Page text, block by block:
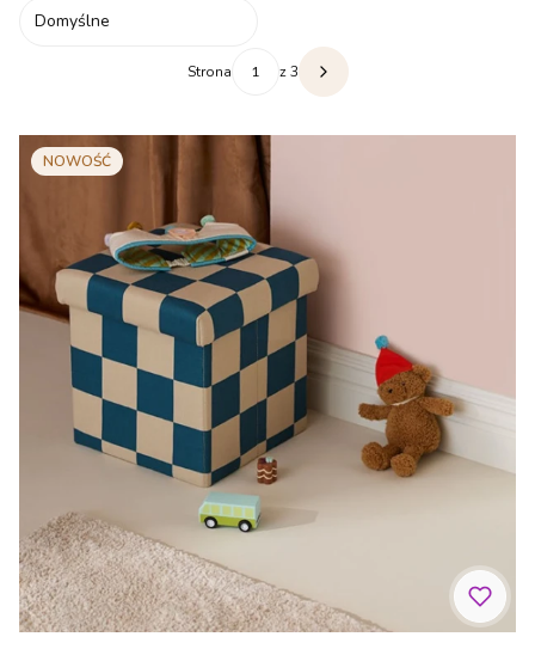
Domyślne
Strona z 3 Następne produkty
NOWOŚĆ